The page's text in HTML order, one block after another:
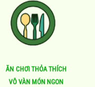
ĂN CHƠI THỎA THÍCH
VÔ VÀN MÓN NGON